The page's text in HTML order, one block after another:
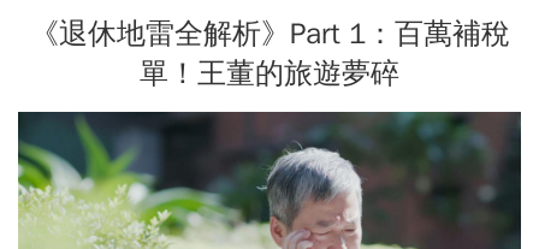
《退休地雷全解析》Part 1：百萬補稅
單！王董的旅遊夢碎